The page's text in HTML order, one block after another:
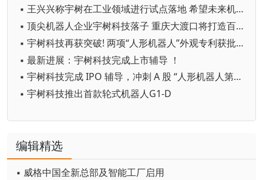
▪ 王兴兴称宇树在工业领域进行试点落地 希望未来机器人自己生产自己
▪ 顶尖机器人企业宇树科技落子 重庆大渡口将打造百亿级智能机器人产业集群
▪ 宇树科技再获突破! 两项“人形机器人”外观专利获批 定位全场景应用
▪ 最新进展：宇树科技完成上市辅导 ！
▪ 宇树科技完成 IPO 辅导，冲刺 A 股 “人形机器人第一股”
▪ 宇树科技推出首款轮式机器人G1-D
编辑精选
▪ 威格中国全新总部及智能工厂启用